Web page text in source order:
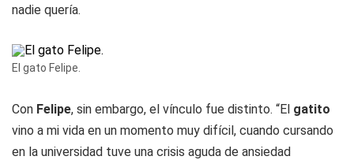
nadie quería.
El gato Felipe.
Con Felipe, sin embargo, el vínculo fue distinto. “El gatito
vino a mi vida en un momento muy difícil, cuando cursando
en la universidad tuve una crisis aguda de ansiedad